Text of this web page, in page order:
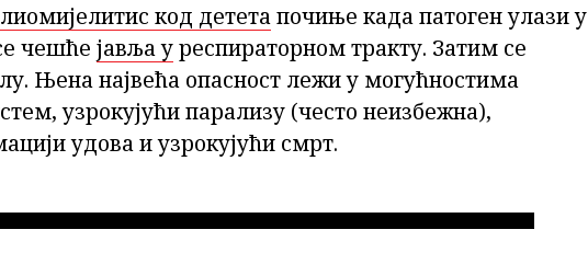
код дететапочиње када патоген улази у
чешће јавља уреспираторном тракту. Затим се
Њена највећа опасност лежи у могућностима
узрокујући парализу (често неизбежна),
удова и узрокујући смрт.